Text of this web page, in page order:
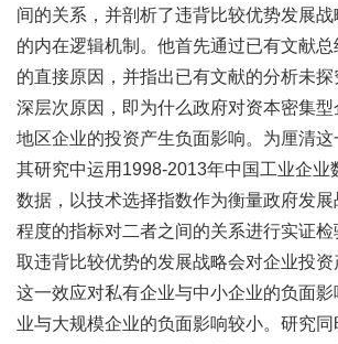
间的关系，并剖析了违背比较优势发展
的内在逻辑机制。他首先通过已有文献
的直接原因，并指出已有文献的分析未
深层次原因，即为什么政府对资本密集
地区企业的投资产生负面影响。为厘清
其研究中运用1998-2013年中国工业企业
数据，以技术选择指数作为衡量政府发
程度的指标对二者之间的关系进行实证
取违背比较优势的发展战略会对企业投资
这一效应对私有企业与中小企业的负面
业与大规模企业的负面影响较小。研究